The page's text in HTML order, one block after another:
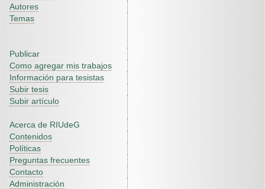
Autores
Temas
Publicar
Como agregar mis trabajos
Información para tesistas
Subir tesis
Subir artículo
Acerca de RIUdeG
Contenidos
Políticas
Preguntas frecuentes
Contacto
Administración